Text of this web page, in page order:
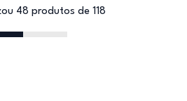
48 produtos de 118